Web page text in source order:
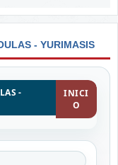
- YURIMASIS
-
INICI
O